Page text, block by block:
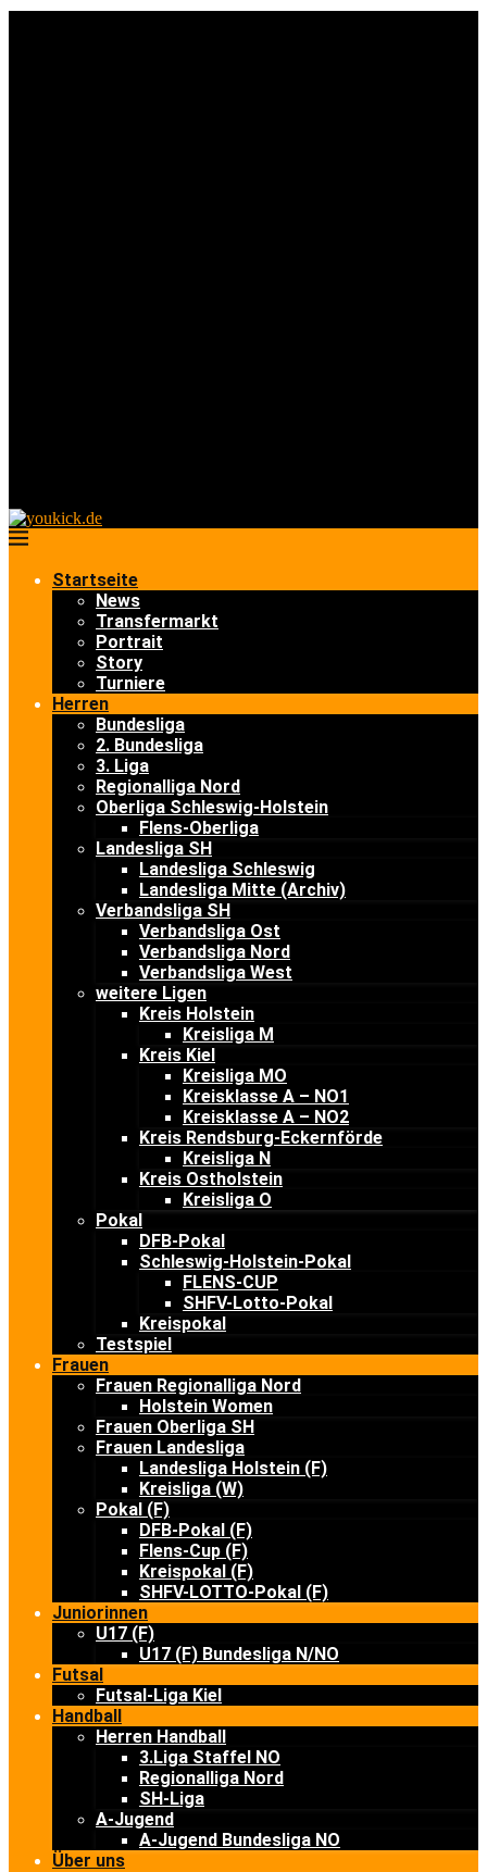
Startseite
News
Transfermarkt
Portrait
Story
Turniere
Herren
Bundesliga
2. Bundesliga
3. Liga
Regionalliga Nord
Oberliga Schleswig-Holstein
Flens-Oberliga
Landesliga SH
Landesliga Schleswig
Landesliga Mitte (Archiv)
Verbandsliga SH
Verbandsliga Ost
Verbandsliga Nord
Verbandsliga West
weitere Ligen
Kreis Holstein
Kreisliga M
Kreis Kiel
Kreisliga MO
Kreisklasse A – NO1
Kreisklasse A – NO2
Kreis Rendsburg-Eckernförde
Kreisliga N
Kreis Ostholstein
Kreisliga O
Pokal
DFB-Pokal
Schleswig-Holstein-Pokal
FLENS-CUP
SHFV-Lotto-Pokal
Kreispokal
Testspiel
Frauen
Frauen Regionalliga Nord
Holstein Women
Frauen Oberliga SH
Frauen Landesliga
Landesliga Holstein (F)
Kreisliga (W)
Pokal (F)
DFB-Pokal (F)
Flens-Cup (F)
Kreispokal (F)
SHFV-LOTTO-Pokal (F)
Juniorinnen
U17 (F)
U17 (F) Bundesliga N/NO
Futsal
Futsal-Liga Kiel
Handball
Herren Handball
3.Liga Staffel NO
Regionalliga Nord
SH-Liga
A-Jugend
A-Jugend Bundesliga NO
Über uns